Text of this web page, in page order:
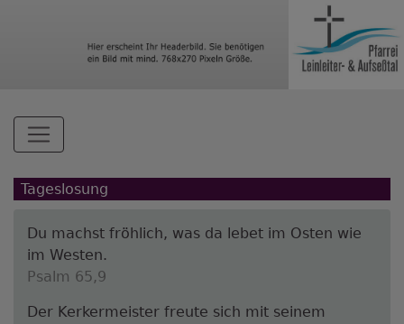
Hauptnavigation
Tageslosung
Du machst fröhlich, was da lebet im Osten wie
im Westen.
Psalm 65,9
Der Kerkermeister freute sich mit seinem